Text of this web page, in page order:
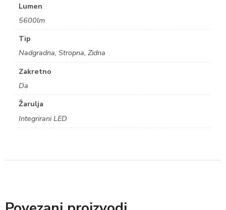
Lumen
5600lm
Tip
Nadgradna, Stropna, Zidna
Zakretno
Da
Žarulja
Integrirani LED